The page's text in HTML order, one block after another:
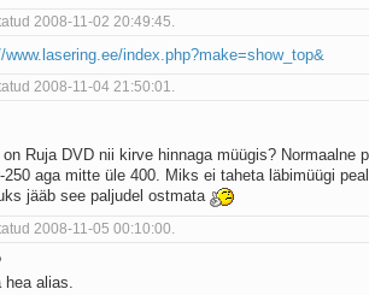
2008-11-02 20:49:45.
www.lasering.ee/index.php?make=show_top&
2008-11-04 21:50:01.
on Ruja DVD nii kirve hinnaga müügis? Normaalne
250 aga mitte üle 400. Miks ei taheta läbimüügi
jääb see paljudel ostmata
2008-11-05 00:10:00.
hea alias.